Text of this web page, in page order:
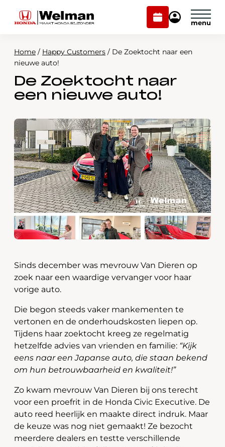
Plan
onderhoud
Mijn
Modellen
Voorraad
Over ons
Webshop
Contact
Plan onderhoud
Home / Happy Customers / De Zoektocht naar een
nieuwe auto!
De Zoektocht naar
een nieuwe auto!
Sinds december was mevrouw Van Dieren op
zoek naar een waardige vervanger voor haar
vorige auto.
Die begon steeds vaker mankementen te
vertonen en de onderhoudskosten liepen op.
Tijdens haar zoektocht kreeg ze regelmatig
hetzelfde advies van vrienden en familie: “Kijk
eens naar een Japanse auto, die staan bekend
om hun betrouwbaarheid en kwaliteit!”
Zo kwam mevrouw Van Dieren bij ons terecht
voor een proefrit in de Honda Civic Executive. De
auto reed heerlijk en maakte direct indruk. Maar
de keuze was nog niet gemaakt! Ze bezocht
meerdere dealers en testte verschillende